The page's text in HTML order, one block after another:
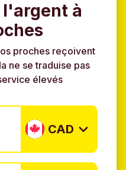
l'argent à
proches reçoivent
ne se traduise pas
élevés
CAD